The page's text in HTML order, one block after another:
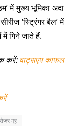
में मुख्य भूमिका अदा
‘स्ट्रिंगर बैल’ में
गिने जाते हैं.
करें:वाट्सएप काफल
रोजर मूर